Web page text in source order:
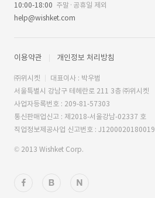
10:00-18:00 주말·공휴일 제외
help@wishket.com
이용약관 개인정보 처리방침
㈜위시켓
대표이사 : 박우범
서울특별시 강남구 테헤란로 211 3층 ㈜위시켓
사업자등록번호 : 209-81-57303
통신판매업신고 : 제2018-서울강남-02337 호
직업정보제공사업 신고번호 : J1200020180019
© 2013 Wishket Corp.